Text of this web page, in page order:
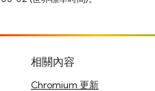
相關內容
Chromium 更新